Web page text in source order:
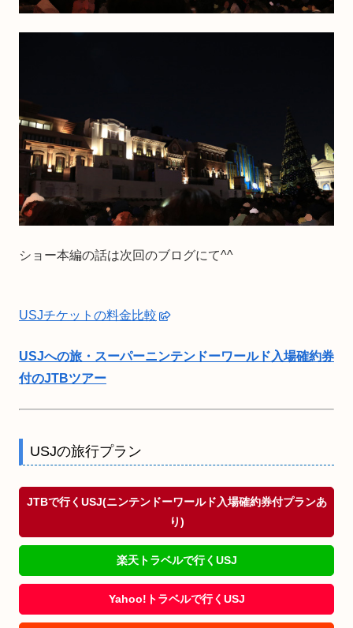
ショー本編の話は次回のブログにて^^
USJチケットの料金比較
USJへの旅・スーパーニンテンドーワールド入場確約券
付のJTBツアー
USJの旅行プラン
JTBで行くUSJ(ニンテンドーワールド入場確約券付プランあ
り)
楽天トラベルで行くUSJ
Yahoo!トラベルで行くUSJ